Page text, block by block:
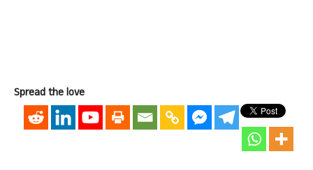
Spread the love